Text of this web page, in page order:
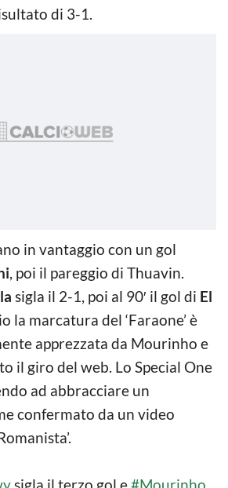
di 3-1.
in vantaggio con un gol
, poi il pareggio di Thuavin.
sigla il 2-1, poi al 90′ il gol di El
la marcatura del ‘Faraone’ è
apprezzata da Mourinho e
il giro del web. Lo Special One
ad abbracciare un
confermato da un video
sigla il terzo gol e#Mourinho